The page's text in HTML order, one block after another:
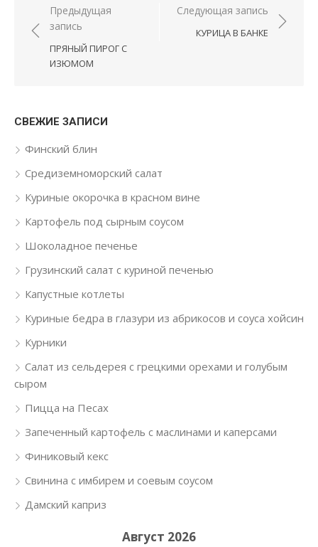
Навигация по записям
Предыдущая
запись
ПРЯНЫЙ ПИРОГ С
ИЗЮМОМ
Следующая запись
КУРИЦА В БАНКЕ
СВЕЖИЕ ЗАПИСИ
Финский блин
Средиземноморский салат
Куриные окорочка в красном вине
Картофель под сырным соусом
Шоколадное печенье
Грузинский салат с куриной печенью
Капустные котлеты
Куриные бедра в глазури из абрикосов и соуса хойсин
Курники
Салат из сельдерея с грецкими орехами и голубым
сыром
Пицца на Песах
Запеченный картофель с маслинами и каперсами
Финиковый кекс
Свинина с имбирем и соевым соусом
Дамский каприз
Август 2026